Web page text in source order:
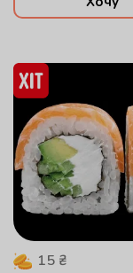
15 ₴